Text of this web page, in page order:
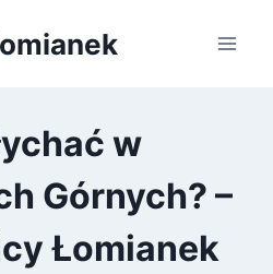
w
Górnych? –
Łomianek